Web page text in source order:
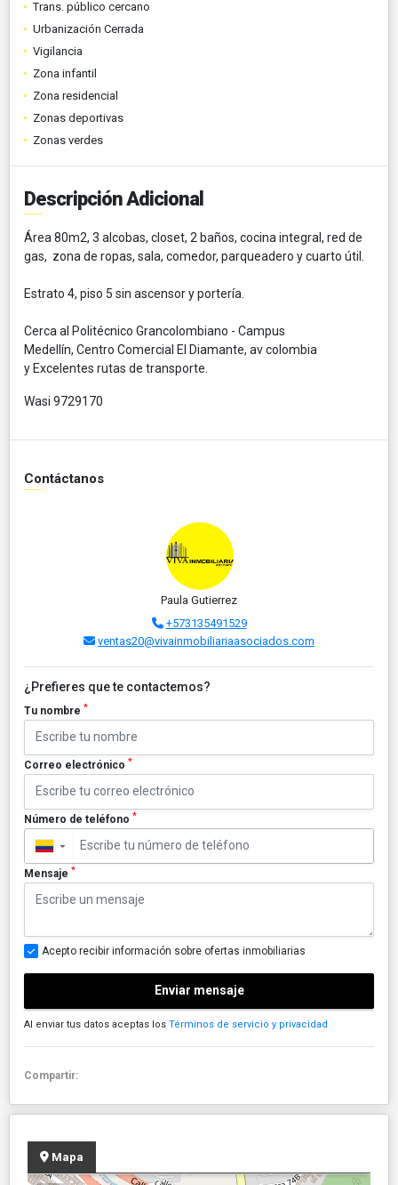
Trans. público cercano
Urbanización Cerrada
Vigilancia
Zona infantil
Zona residencial
Zonas deportivas
Zonas verdes
Descripción Adicional
Área 80m2, 3 alcobas, closet, 2 baños, cocina integral, red de
gas, zona de ropas, sala, comedor, parqueadero y cuarto útil.
Estrato 4, piso 5 sin ascensor y portería.
Cerca al Politécnico Grancolombiano - Campus
Medellín, Centro Comercial El Diamante, av colombia
y Excelentes rutas de transporte.
Wasi 9729170
Contáctanos
Paula Gutierrez
+573135491529
ventas20@vivainmobiliariaasociados.com
¿Prefieres que te contactemos?
Tu nombre *
Correo electrónico *
Número de teléfono *
▼
Mensaje *
Acepto recibir información sobre ofertas inmobiliarias
Enviar mensaje
Al enviar tus datos aceptas los Términos de servicio y privacidad
Compartir:
Mapa